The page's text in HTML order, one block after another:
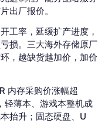
出厂报价。
工率，延缓扩产进度，
损。三大海外存储原厂
，越缺货越加价，加价
内存采购价涨幅超
轻薄本、游戏本整机成
抬升；固态硬盘、U